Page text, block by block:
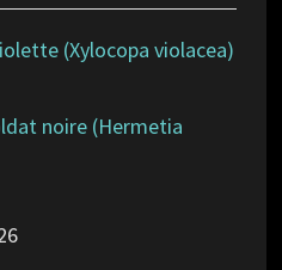
(Xylocopa violacea)
noire (Hermetia